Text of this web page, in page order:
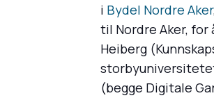
i Bydel Nordre Aker
til Nordre Aker,
Heiberg
(begge Digitale